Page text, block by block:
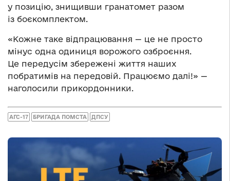
у позицію, знищивши гранатомет разом
із боєкомплектом.
«Кожне таке відпрацювання — це не просто
мінус одна одиниця ворожого озброєння.
Це передусім збережені життя наших
побратимів на передовій. Працюємо далі!» —
наголосили прикордонники.
АГС-17 БРИГАДА ПОМСТА ДПСУ